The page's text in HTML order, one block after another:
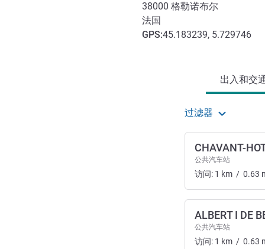
38000 格勒诺布尔
法国
GPS:45.183239, 5.729746
出入和交
过滤器
CHAVANT-
公共汽车站
访问: 1 km / 0.63
ALBERT I DE
公共汽车站
访问: 1 km / 0.63